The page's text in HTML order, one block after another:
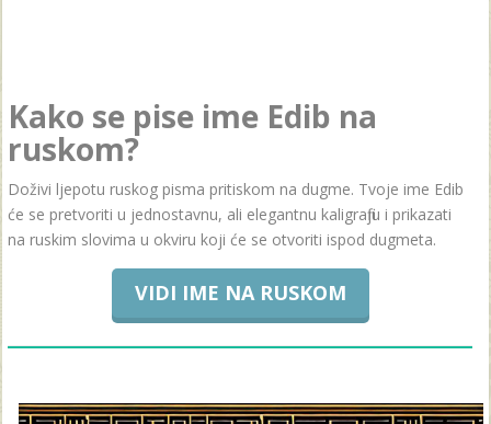
Kako se pise ime Edib na
ruskom?
Doživi ljepotu ruskog pisma pritiskom na dugme. Tvoje ime Edib
će se pretvoriti u jednostavnu, ali elegantnu kaligrafiju i prikazati
na ruskim slovima u okviru koji će se otvoriti ispod dugmeta.
VIDI IME NA RUSKOM